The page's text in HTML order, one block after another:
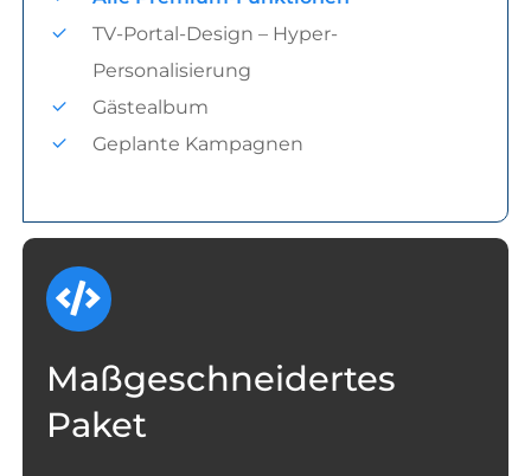
TV-Portal-Design – Hyper-
Personalisierung
Gästealbum
Geplante Kampagnen
Maßgeschneidertes
Paket